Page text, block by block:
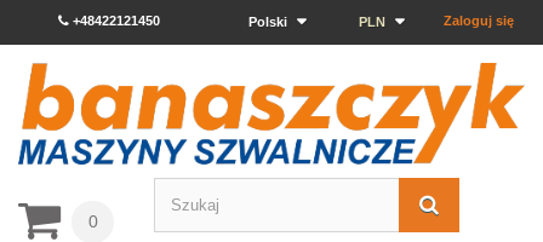
Zaloguj się
PLN
Polski
+48422121450
0